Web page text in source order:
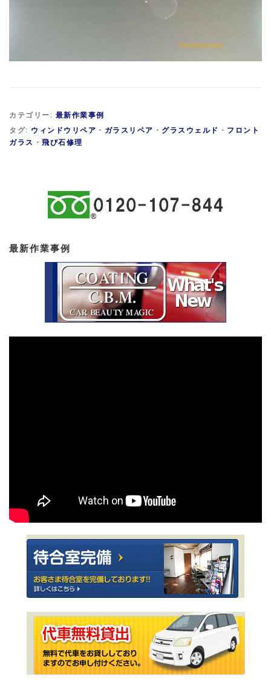
カテゴリー: 最新作業事例
タグ: ウィンドウリペア ・ ガラスリペア ・ グラスウェルド ・ フロント
ガラス ・ 飛び石修理
最新作業事例